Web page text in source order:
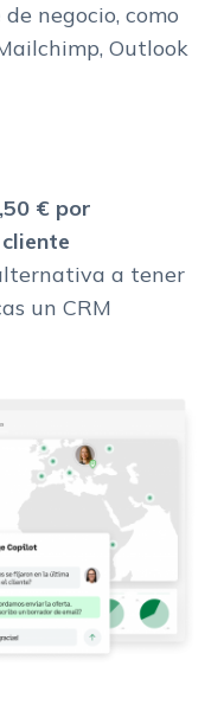
de negocio, como
Outlook
€ por
a tener
un CRM